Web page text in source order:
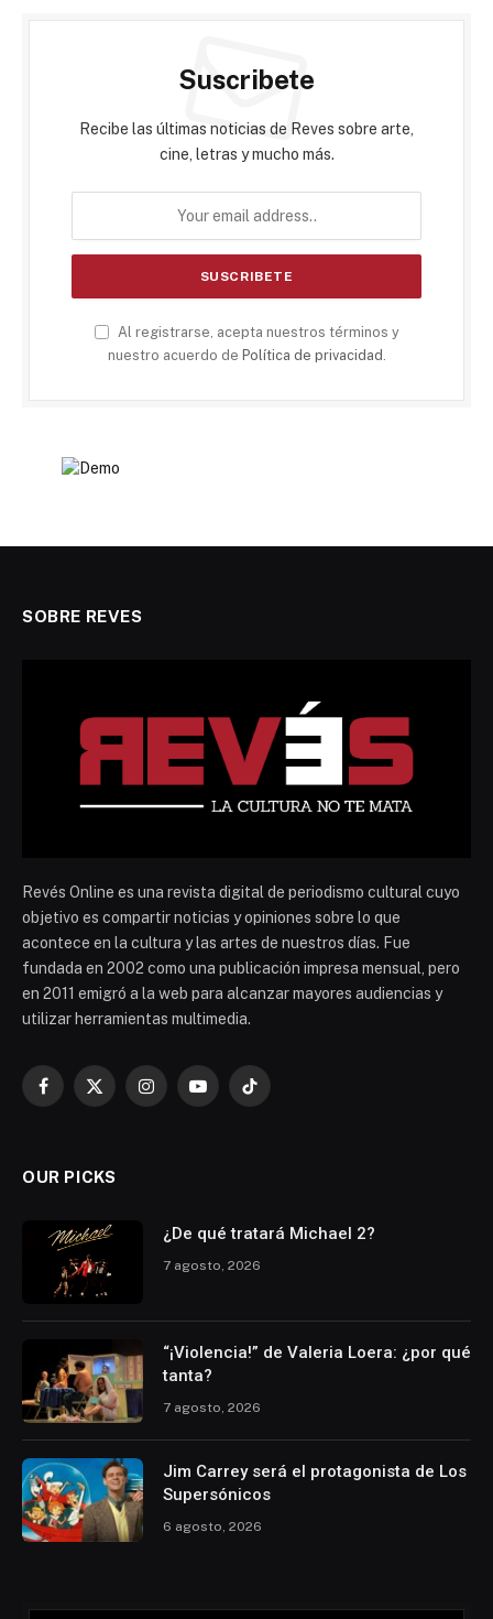
Suscribete
Recibe las últimas noticias de Reves sobre arte,
cine, letras y mucho más.
Al registrarse, acepta nuestros términos y
nuestro acuerdo de Política de privacidad .
SOBRE REVES
Revés Online es una revista digital de periodismo cultural cuyo
objetivo es compartir noticias y opiniones sobre lo que
acontece en la cultura y las artes de nuestros días. Fue
fundada en 2002 como una publicación impresa mensual, pero
en 2011 emigró a la web para alcanzar mayores audiencias y
utilizar herramientas multimedia.
Facebook
X
InstagramYouTubeTikTok
OUR PICKS
¿De qué tratará Michael 2?
7 agosto, 2026
“¡Violencia!” de Valeria Loera: ¿por qué
tanta?
7 agosto, 2026
Jim Carrey será el protagonista de Los
Supersónicos
6 agosto, 2026